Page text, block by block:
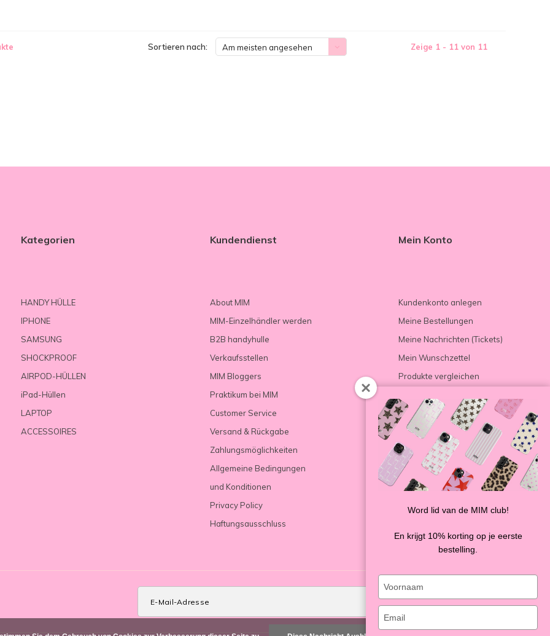
Sortieren nach: Am meisten angesehen Zeige 1 - 11 von 11
Kategorien
HANDY HÜLLE
IPHONE
SAMSUNG
SHOCKPROOF
AIRPOD-HÜLLEN
iPad-Hüllen
LAPTOP
ACCESSOIRES
Kundendienst
About MIM
MIM-Einzelhändler werden
B2B handyhulle
Verkaufsstellen
MIM Bloggers
Praktikum bei MIM
Customer Service
Versand & Rückgabe
Zahlungsmöglichkeiten
Allgemeine Bedingungen
und Konditionen
Privacy Policy
Haftungsausschluss
Mein Konto
Kundenkonto anlegen
Meine Bestellungen
Meine Nachrichten (Tickets)
Mein Wunschzettel
Produkte vergleichen
SENDEN
Word lid van de MIM club!
En krijgt 10% korting op je eerste
bestelling.
name